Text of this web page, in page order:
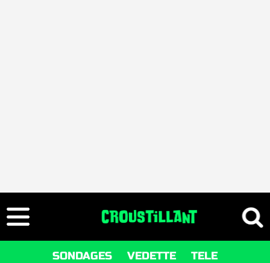
SONDAGES VEDETTE TELE